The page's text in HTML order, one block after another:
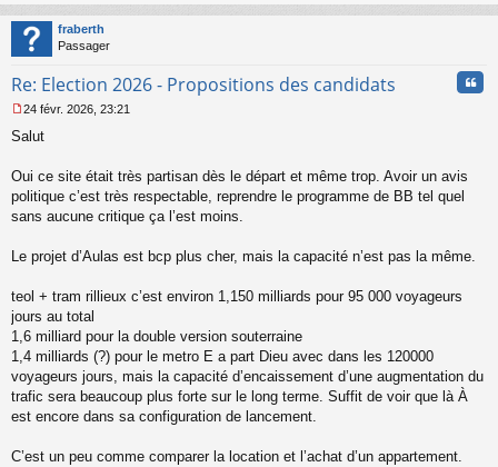
au
fraberth
Passager
Re: Election 2026 - Propositions des candidats
e
s
a
g
e
o
u
24 févr. 2026, 23:21
Salut
Oui ce site était très partisan dès le départ et même trop. Avoir un avis
politique c’est très respectable, reprendre le programme de BB tel quel
sans aucune critique ça l’est moins.
Le projet d’Aulas est bcp plus cher, mais la capacité n’est pas la même.
teol + tram rillieux c’est environ 1,150 milliards pour 95 000 voyageurs
jours au total
1,6 milliard pour la double version souterraine
1,4 milliards (?) pour le metro E a part Dieu avec dans les 120000
voyageurs jours, mais la capacité d’encaissement d’une augmentation du
trafic sera beaucoup plus forte sur le long terme. Suffit de voir que là À
est encore dans sa configuration de lancement.
C’est un peu comme comparer la location et l’achat d’un appartement.